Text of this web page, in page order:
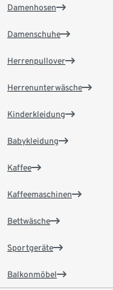
Damenhosen
Damenschuhe
Herrenpullover
Herrenunterwäsche
Kinderkleidung
Babykleidung
Kaffee
Kaffeemaschinen
Bettwäsche
Sportgeräte
Balkonmöbel